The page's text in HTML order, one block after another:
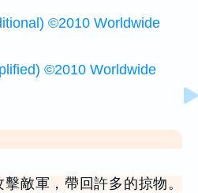
©2010 Worldwide
©2010 Worldwide
敵軍，帶回許多的掠物。